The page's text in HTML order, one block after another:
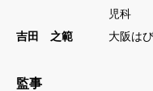
児科
吉田 之範
大阪は
監事